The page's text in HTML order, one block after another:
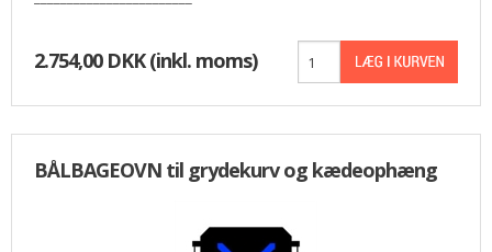
2.754,00 DKK(inkl. moms)
BÅLBAGEOVN til grydekurv og kædeophæng